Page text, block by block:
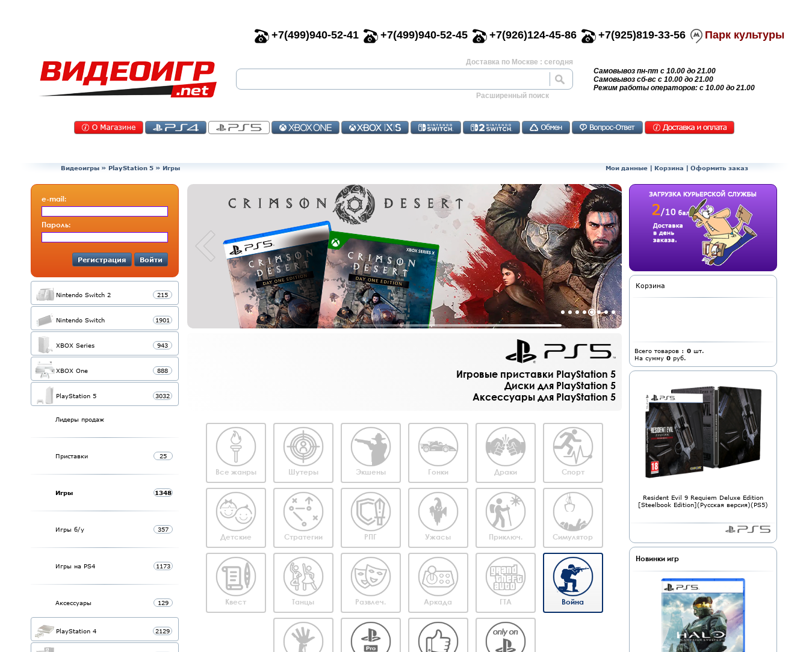
+7(499)940-52-41 +7(499)940-52-45 +7(926)124-45-86 +7(925)819-33-56 Парк культуры
Доставка по Москве : сегодня
Расширенный поиск
Самовывоз пн-пт с 10.00 до 21.00
Самовывоз сб-вс с 10.00 до 21.00
Режим работы операторов: с 10.00 до 21.00
Видеоигры » PlayStation 5 » Игры Мои данные | Корзина | Оформить заказ
e-mail:
Пароль:
Регистрация Войти
Nintendo Switch 2 215
Nintendo Switch 1901
XBOX Series 943
XBOX One 888
PlayStation 5 3032
Лидеры продаж
Приставки 25
Игры 1348
Игры б/у 357
Игры на PS4 1173
Аксессуары 129
PlayStation 4 2129
Игровые приставки PlayStation 5
Диски для PlayStation 5
Аксессуары для PlayStation 5
Все жанры Шутеры Экшены Гонки Драки Спорт
Детские Стратегии РПГ Ужасы Приключ. Симулятор
Квест Танцы Развлеч. Аркада ГТА Война
Корзина
Всего товаров : 0 шт.
На сумму 0 руб.
Resident Evil 9 Requiem Deluxe Edition
[Steelbook Edition](Русская версия)(PS5)
Новинки игр